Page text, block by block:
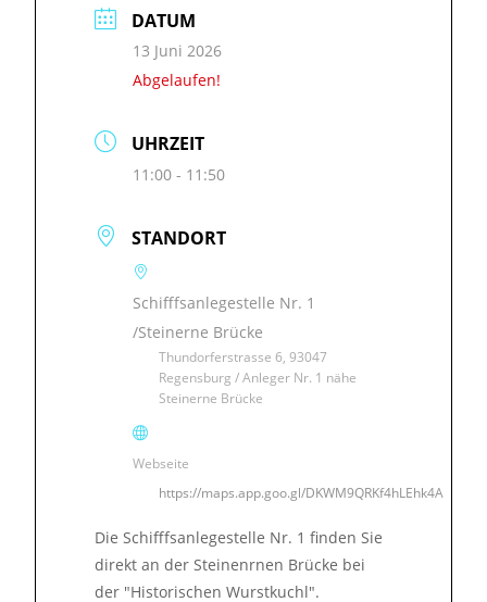
DATUM
13 Juni 2026
Abgelaufen!
UHRZEIT
11:00 - 11:50
STANDORT
Schifffsanlegestelle Nr. 1
/Steinerne Brücke
Thundorferstrasse 6, 93047
Regensburg / Anleger Nr. 1 nähe
Steinerne Brücke
Webseite
https://maps.app.goo.gl/DKWM9QRKf4hLEhk4A
Die Schifffsanlegestelle Nr. 1 finden Sie
direkt an der Steinenrnen Brücke bei
der "Historischen Wurstkuchl".